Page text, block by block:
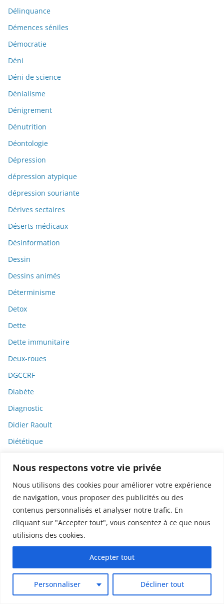
Nous respectons votre vie privée
Nous utilisons des cookies pour améliorer votre expérience
de navigation, vous proposer des publicités ou des
contenus personnalisés et analyser notre trafic. En
cliquant sur "Accepter tout", vous consentez à ce que nous
utilisions des cookies.
Personnaliser Décliner tout
Accepter tout
Délinquance
Démences séniles
Démocratie
Déni
Déni de science
Dénialisme
Dénigrement
Dénutrition
Déontologie
Dépression
dépression atypique
dépression souriante
Dérives sectaires
Déserts médicaux
Désinformation
Dessin
Dessins animés
Déterminisme
Detox
Dette
Dette immunitaire
Deux-roues
DGCCRF
Diabète
Diagnostic
Didier Raoult
Diététique
Dispositifs médicaux
Dlct
Doctolib
DODGE